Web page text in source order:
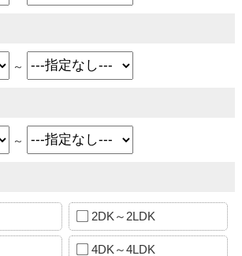
～
～
2DK～2LDK
4DK～4LDK